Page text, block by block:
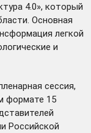
4.0», который
Основная
легкой
и
сессия,
формате 15
Российской